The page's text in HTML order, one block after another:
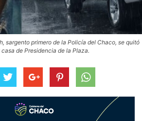
sargento primero de la Policía del Chaco, se quitó
de Presidencia de la Plaza.